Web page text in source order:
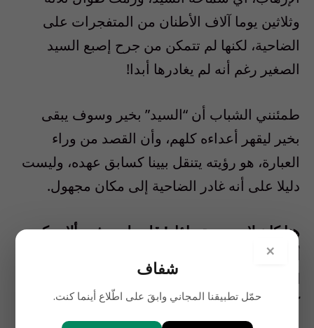
وثلاثين يوما آلاف الأطنان من المتفجرات على
الضاحية، لكنها لم تتمكن من جرح إصبع السيد
الصغير رغم أنه لم يغادرها أبدا!
طمئنني الشباب أن “السيد” بخير وسوف يبقى
بخير ليقهر أعداءه كلهم، وأن القصد من وراء
العبارة، هو رؤيته يتنقل بيينا كسابق عهده، وليست
دليلا على أنه غادر الضاحية إلى مكان مجهول.
هنا كان لا بد من تساؤل! قلت لمحدثي، ألا يمكن
أن السيد غير مكان سكنه بعد اكتشاف شبكات
التجسس في الحزب، خاصة وأن أغلب العملاء
كانوا من من جهاز الإتصالات؟
×
شفاف
حمّل تطبيقنا المجاني وابقَ على اطّلاع أينما كنت.